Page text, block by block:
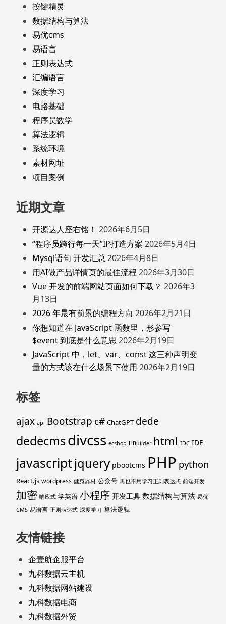
按键精灵
数据结构与算法
易优cms
易语言
正则表达式
汇编语言
深度学习
电路基础
程序员数学
算法逻辑
系统环境
素材网址
项目案例
近期文章
开源达人座右铭！ 2026年6月5日
“程序员跨行每一天”IP打造方案 2026年5月4日
Mysql语句 开发汇总 2026年4月8日
用AI做产品详情页的最佳流程 2026年3月30日
Vue 开发的前端网站页面如何下载？ 2026年3
月13日
2026 年最有前景的编程方向 2026年2月21日
你想知道在 JavaScript 函数里，形参写
$event 到底是什么意思 2026年2月19日
JavaScript 中，let、var、const 这三种声明变
量的方式该在什么场景下使用 2026年2月19日
标签
ajax api Bootstrap c# ChatGPT dede
dedecmsdivcss ecshop HBuilder html IDC IDE
javascriptjquery pbootcms PHP python
React.js wordpress 健身器材 公众号 再也不用学习正则表达式 前端开发
加密 响应式 学英语 小程序 开发工具 数据结构与算法 易优
CMS 易语言 正则表达式 深度学习 算法逻辑
友情链接
企壹航企服平台
九科数据云主机
九科数据网站建设
九科数据电商
九科数据外贸